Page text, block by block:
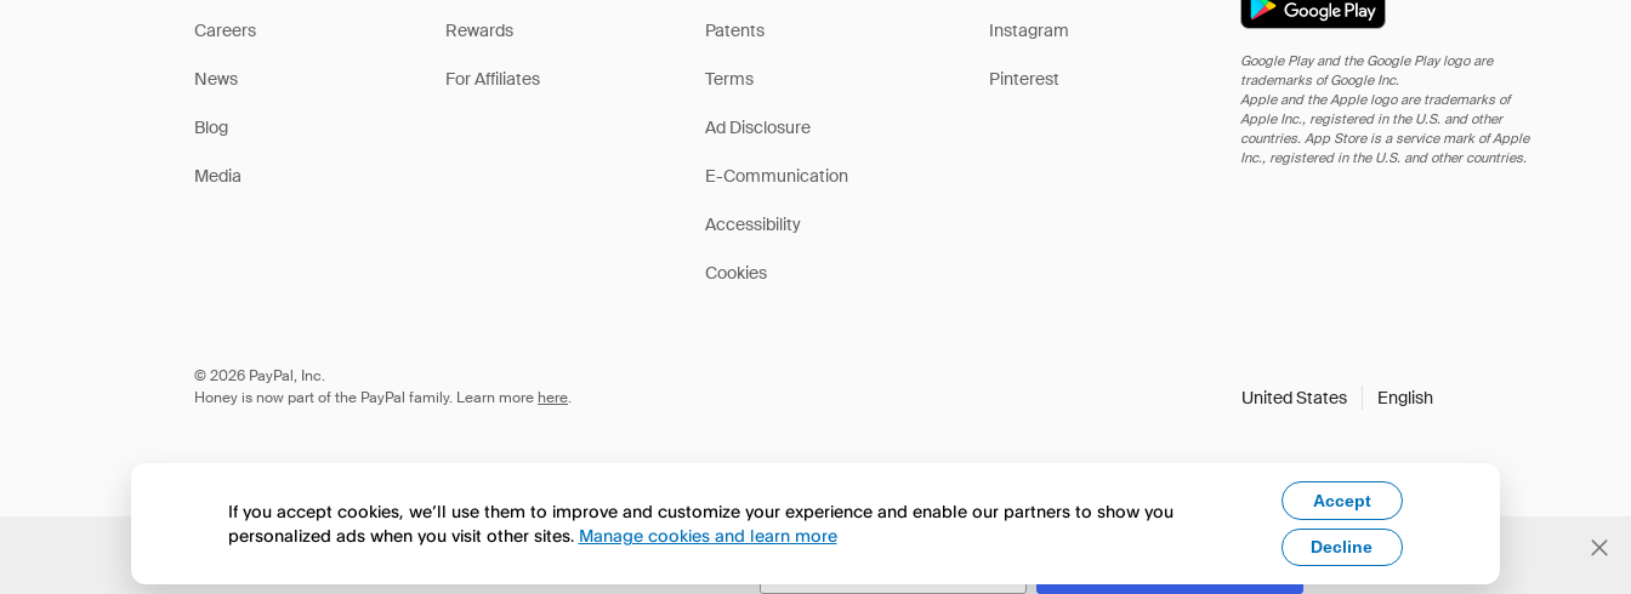
Careers
News
Blog
Media
Rewards
For Affiliates
Patents
Terms
Ad Disclosure
E-Communication
Accessibility
Cookies
Instagram
Pinterest
Google Play and the Google Play logo are
trademarks of Google Inc.
Apple and the Apple logo are trademarks of
Apple Inc., registered in the U.S. and other
countries. App Store is a service mark of Apple
Inc., registered in the U.S. and other countries.
© 2026 PayPal, Inc.
Honey is now part of the PayPal family. Learn more here. United States English
If you accept cookies, we’ll use them to improve and customize your experience and enable our partners to show you
personalized ads when you visit other sites. Manage cookies and learn more
Accept
Decline